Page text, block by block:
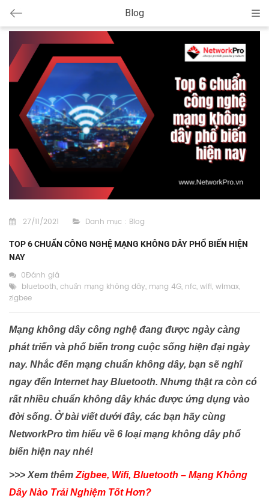
Blog
27/11/2021 Danh mục : Blog
TOP 6 CHUẨN CÔNG NGHỆ MẠNG KHÔNG DÂY PHỔ BIẾN HIỆN
NAY
0Đánh giá
bluetooth, chuẩn mạng không dây, mạng 4G, nfc, wifi, wimax,
zigbee
Mạng không dây công nghệ đang được ngày càng
phát triển và phổ biến trong cuộc sống hiện đại ngày
nay. Nhắc đến mạng chuẩn không dây, bạn sẽ nghĩ
ngay đến Internet hay Bluetooth. Nhưng thật ra còn có
rất nhiều chuẩn không dây khác được ứng dụng vào
đời sống. Ở bài viết dưới đây, các bạn hãy cùng
NetworkPro tìm hiểu về 6 loại mạng không dây phổ
biến hiện nay nhé!
>>> Xem thêm Zigbee, Wifi, Bluetooth – Mạng Không
Dây Nào Trải Nghiệm Tốt Hơn?